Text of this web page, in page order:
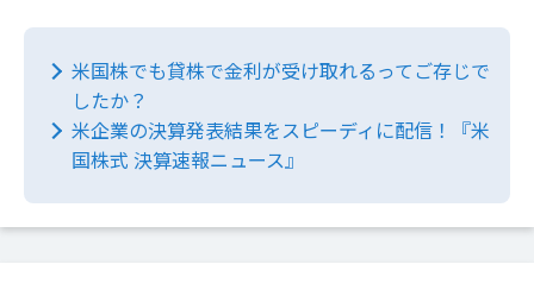
米国株でも貸株で金利が受け取れるってご存じで
したか？
米企業の決算発表結果をスピーディに配信！『米
国株式 決算速報ニュース』